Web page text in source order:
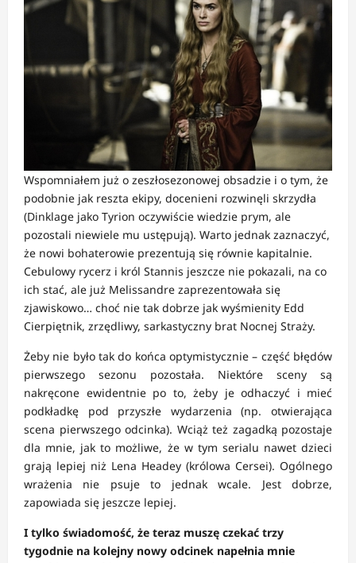
Wspomniałem już o zeszłosezonowej obsadzie i o tym, że
podobnie jak reszta ekipy, docenieni rozwinęli skrzydła
(Dinklage jako Tyrion oczywiście wiedzie prym, ale
pozostali niewiele mu ustępują). Warto jednak zaznaczyć,
że nowi bohaterowie prezentują się równie kapitalnie.
Cebulowy rycerz i król Stannis jeszcze nie pokazali, na co
ich stać, ale już Melissandre zaprezentowała się
zjawiskowo… choć nie tak dobrze jak wyśmienity Edd
Cierpiętnik, zrzędliwy, sarkastyczny brat Nocnej Straży.
Żeby nie było tak do końca optymistycznie – część błędów
pierwszego sezonu pozostała. Niektóre sceny są
nakręcone ewidentnie po to, żeby je odhaczyć i mieć
podkładkę pod przyszłe wydarzenia (np. otwierająca
scena pierwszego odcinka). Wciąż też zagadką pozostaje
dla mnie, jak to możliwe, że w tym serialu nawet dzieci
grają lepiej niż Lena Headey (królowa Cersei). Ogólnego
wrażenia nie psuje to jednak wcale. Jest dobrze,
zapowiada się jeszcze lepiej.
I tylko świadomość, że teraz muszę czekać trzy
tygodnie na kolejny nowy odcinek napełnia mnie